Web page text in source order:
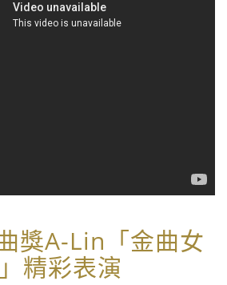
獎A-Lin「金曲女
精彩表演